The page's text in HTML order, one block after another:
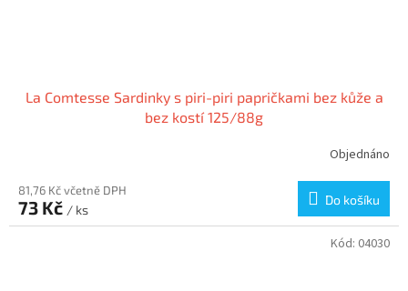
La Comtesse Sardinky s piri-piri papričkami bez kůže a
bez kostí 125/88g
Objednáno
81,76 Kč včetně DPH
73 Kč / ks
Do košíku
Kód: 04030